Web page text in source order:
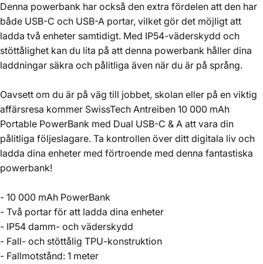
Denna powerbank har också den extra fördelen att den har
både USB-C och USB-A portar, vilket gör det möjligt att
ladda två enheter samtidigt. Med IP54-väderskydd och
stöttålighet kan du lita på att denna powerbank håller dina
laddningar säkra och pålitliga även när du är på språng.
Oavsett om du är på väg till jobbet, skolan eller på en viktig
affärsresa kommer SwissTech Antreiben 10 000 mAh
Portable PowerBank med Dual USB-C & A att vara din
pålitliga följeslagare. Ta kontrollen över ditt digitala liv och
ladda dina enheter med förtroende med denna fantastiska
powerbank!
- 10 000 mAh PowerBank
- Två portar för att ladda dina enheter
- IP54 damm- och väderskydd
- Fall- och stöttålig TPU-konstruktion
- Fallmotstånd: 1 meter